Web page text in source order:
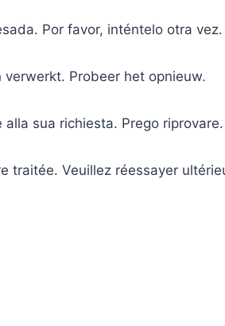
Por favor, inténtelo otra vez.
Probeer het opnieuw.
sua richiesta. Prego riprovare.
traitée. Veuillez réessayer